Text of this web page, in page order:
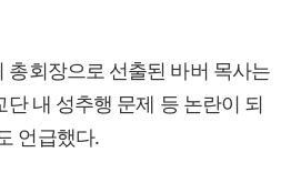
총회장으로 선출된 바버 목사는
단 내 성추행 문제 등 논란이 되
언급했다.